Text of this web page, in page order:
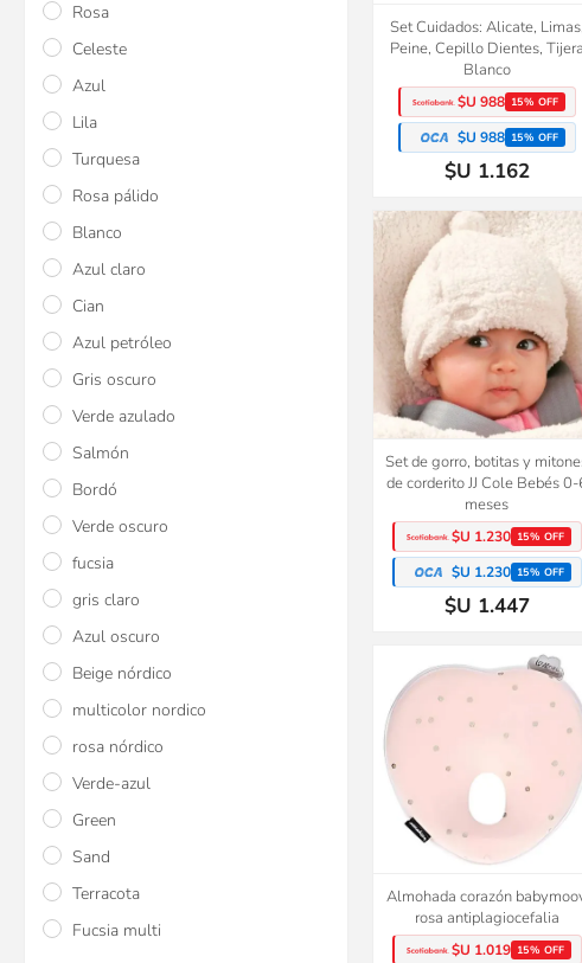
Set Cuidados: Alicate, Limas,
Peine, Cepillo Dientes, Tijera
Blanco
$U 988 15% OFF
$U 988 15% OFF
$U 1.162
Set de gorro, botitas y
de corderito JJ Cole Bebés 0-
meses
$U 1.230 15% OFF
$U 1.230 15% OFF
$U 1.447
Almohada corazón
rosa antiplagiocefalia
$U 1.019 15% OFF
Rosa
Celeste
Azul
Lila
Turquesa
Rosa pálido
Blanco
Azul claro
Cian
Azul petróleo
Gris oscuro
Verde azulado
Salmón
Bordó
Verde oscuro
fucsia
gris claro
Azul oscuro
Beige nórdico
multicolor nordico
rosa nórdico
Verde-azul
Green
Sand
Terracota
Fucsia multi